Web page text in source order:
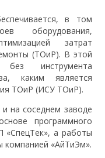
в том
оборудования,
затрат
(ТОиР). В этой
инструмента
каким является
ТОиР (ИСУ ТОиР).
на соседнем заводе
программного
«СпецТек», а работы
«АйТиЭм».